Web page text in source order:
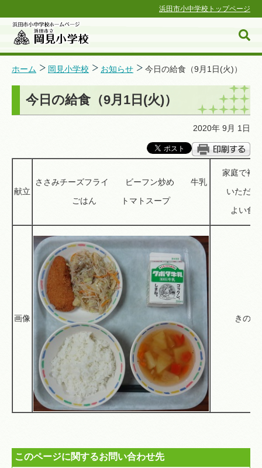
浜田市小中学校トップページ
浜田市小中学校ホームページ
ホーム 岡見小学校 お知らせ 今日の給食（9月1日(火)）
今日の給食（9月1日(火)）
2020年 9月 1日
献立
ささみチーズフライ ビーフン炒め 牛乳
ごはん トマトスープ
家庭で補
いただく
よい食
画像 きのこ
このページに関するお問い合わせ先